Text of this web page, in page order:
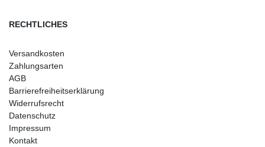
RECHTLICHES
Versandkosten
Zahlungsarten
AGB
Barrierefreiheitserklärung
Widerrufsrecht
Datenschutz
Impressum
Kontakt